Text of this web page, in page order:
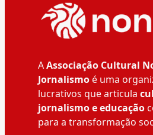
AAssociação Cultural
Jornalismoé uma
lucrativos que articula
jornalismo e educação
para a transformação